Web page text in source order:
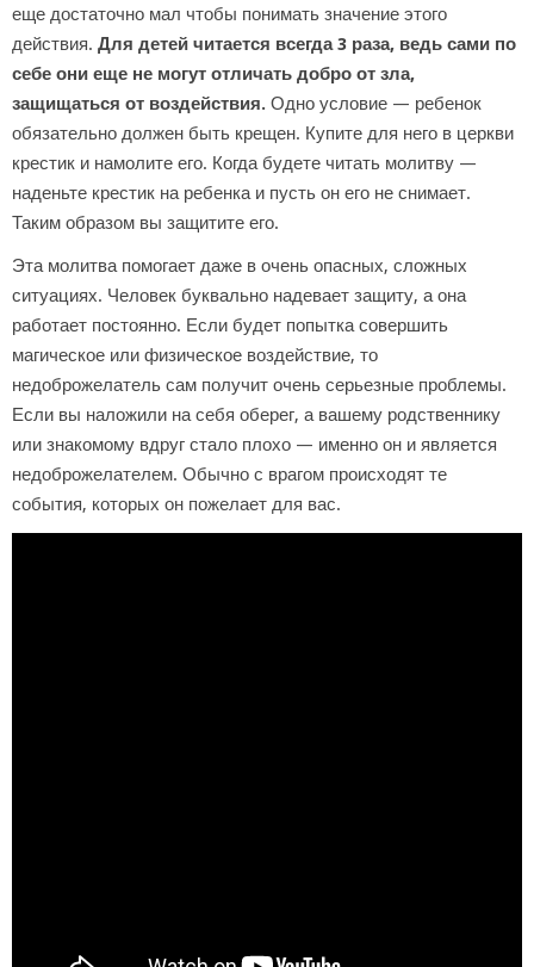
еще достаточно мал чтобы понимать значение этого
действия. Для детей читается всегда 3 раза, ведь сами по
себе они еще не могут отличать добро от зла,
защищаться от воздействия. Одно условие — ребенок
обязательно должен быть крещен. Купите для него в церкви
крестик и намолите его. Когда будете читать молитву —
наденьте крестик на ребенка и пусть он его не снимает.
Таким образом вы защитите его.
Эта молитва помогает даже в очень опасных, сложных
ситуациях. Человек буквально надевает защиту, а она
работает постоянно. Если будет попытка совершить
магическое или физическое воздействие, то
недоброжелатель сам получит очень серьезные проблемы.
Если вы наложили на себя оберег, а вашему родственнику
или знакомому вдруг стало плохо — именно он и является
недоброжелателем. Обычно с врагом происходят те
события, которых он пожелает для вас.